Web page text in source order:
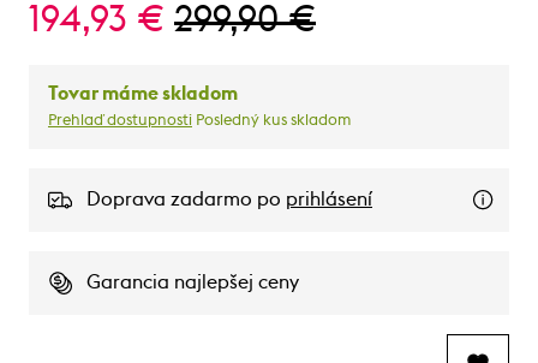
194,93 € 299,90 €
Tovar máme skladom
Prehlaď dostupnosti Posledný kus skladom
Doprava zadarmo po prihlásení
Garancia najlepšej ceny